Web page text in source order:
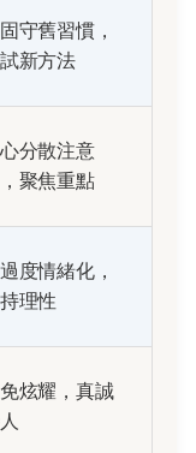
守舊習慣，
新方法
分散注意
聚焦重點
度情緒化，
理性
炫耀，真誠